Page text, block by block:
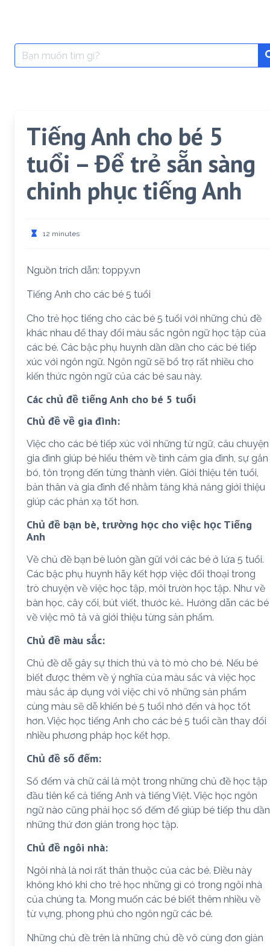
Search
for:
Tiếng Anh cho bé 5
tuổi – Để trẻ sẵn sàng
chinh phục tiếng Anh
12 minutes
Nguồn trích dẫn: toppy.vn
Tiếng Anh cho các bé 5 tuổi
Cho trẻ học tiếng cho các bé 5 tuổi với những chủ đề
khác nhau để thay đổi màu sắc ngôn ngữ học tập của
các bé. Các bậc phụ huynh dần dần cho các bé tiếp
xúc với ngôn ngữ. Ngôn ngữ sẽ bổ trợ rất nhiều cho
kiến thức ngôn ngữ của các bé sau này.
Các chủ đề tiếng Anh cho bé 5 tuổi
Chủ đề về gia đình:
Việc cho các bé tiếp xúc với những từ ngữ, câu chuyện
gia đình giúp bé hiểu thêm về tình cảm gia đình, sự gắn
bó, tôn trọng đến từng thành viên. Giới thiệu tên tuổi,
bản thân và gia đình để nhằm tăng khả năng giới thiệu
giúp các phản xạ tốt hơn.
Chủ đề bạn bè, trường học cho việc học Tiếng
Anh
Về chủ đề bạn bè luôn gần gữi với các bé ở lứa 5 tuổi.
Các bậc phụ huynh hãy kết hợp việc đối thoại trong
trò chuyện về việc học tập, môi trườn học tập. Như về
bàn học, cây cối, bút viết, thước kẻ.. Hướng dẫn các bé
về việc mô tả và giới thiệu từng sản phẩm.
Chủ đề màu sắc:
Chủ đề dễ gây sự thích thú và tò mò cho bé. Nếu bé
biết được thêm về ý nghĩa của màu sắc và việc học
màu sắc áp dụng với việc chỉ vô những sản phẩm
cùng màu sẽ dễ khiến bé 5 tuổi nhớ đến và học tốt
hơn. Việc học tiếng Anh cho các bé 5 tuổi cần thay đổi
nhiều phương pháp học kết hợp.
Chủ đề số đếm:
Số đếm và chữ cái là một trong những chủ đề học tập
đầu tiên kể cả tiếng Anh và tiếng Việt. Việc học ngôn
ngữ nào cũng phải học số đếm để giúp bé tiếp thu dần
những thứ đơn giản trong học tập.
Chủ đề ngôi nhà:
Ngôi nhà là nơi rất thân thuộc của các bé. Điều này
không khó khi cho trẻ học những gì có trong ngôi nhà
của chúng ta. Mong muốn các bé biết thêm nhiều về
từ vựng, phong phú cho ngôn ngữ các bé.
Những chủ đề trên là những chủ đề vô cùng đơn giản